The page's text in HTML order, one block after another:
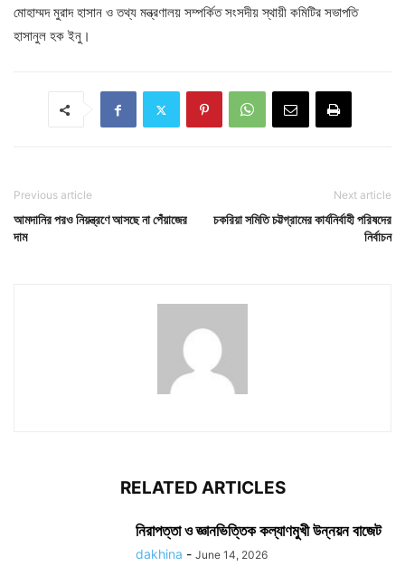
মোহাম্মদ মুরাদ হাসান ও তথ্য মন্ত্রণালয় সম্পর্কিত সংসদীয় স্থায়ী কমিটির সভাপতি
হাসানুল হক ইনু।
Previous article
আমদানির পরও নিয়ন্ত্রণে আসছে না পেঁয়াজের
দাম
Next article
চকরিয়া সমিতি চট্টগ্রামের কার্যনির্বাহী পরিষদের
নির্বাচন
RELATED ARTICLES
নিরাপত্তা ও জ্ঞানভিত্তিক কল্যাণমুখী উন্নয়ন বাজেট
dakhina - June 14, 2026